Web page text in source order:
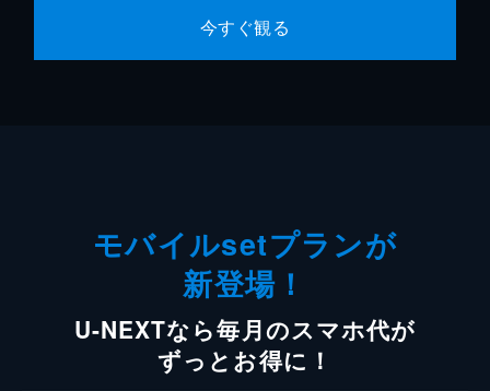
今すぐ観る
モバイルsetプランが
新登場！
U-NEXTなら毎月のスマホ代が
ずっとお得に！